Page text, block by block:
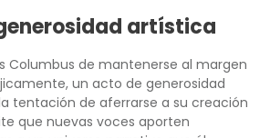
artística
Columbus de mantenerse al margen
un acto de generosidad
tentación de aferrarse a su creación
que nuevas voces aporten